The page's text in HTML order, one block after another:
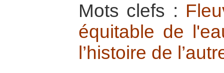
Mots clefs :
équitable de
l’histoire de